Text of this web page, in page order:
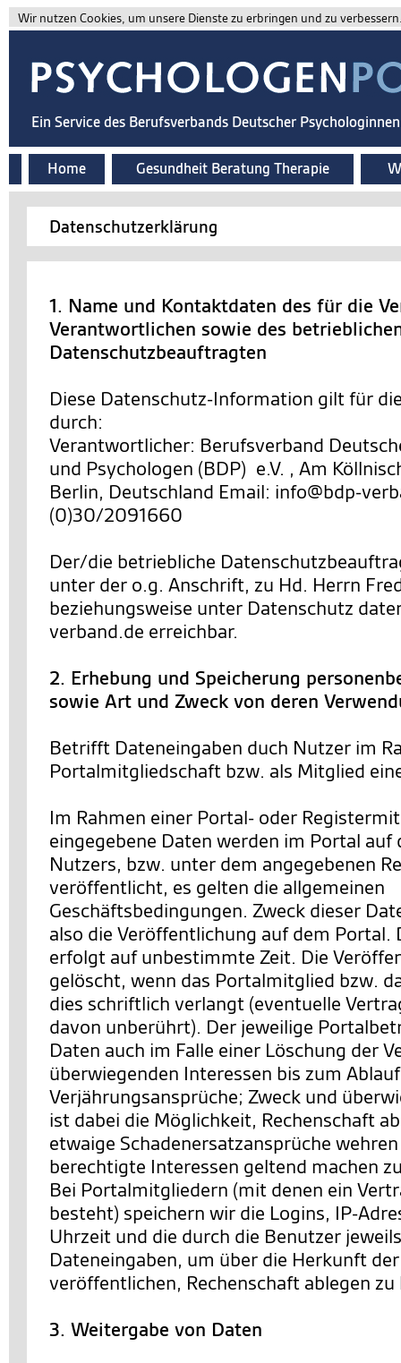
Wir nutzen Cookies, um unsere Dienste zu erbringen und zu
Ein Service des Berufsverbands Deutscher
Home Gesundheit Beratung Therapie
Datenschutzerklärung
1. Name und Kontaktdaten des für die
Verantwortlichen sowie des
Datenschutzbeauftragten
Diese Datenschutz-Information gilt für
durch:
Verantwortlicher: Berufsverband
und Psychologen (BDP) e.V. , Am
Berlin, Deutschland Email: info@bdp-
(0)30/2091660
Der/die betriebliche
unter der o.g. Anschrift, zu Hd. Herrn
beziehungsweise unter Datenschutz
verband.de erreichbar.
2. Erhebung und Speicherung
sowie Art und Zweck von deren
Betrifft Dateneingaben duch Nutzer im
Portalmitgliedschaft bzw. als Mitglied
Im Rahmen einer Portal- oder
eingegebene Daten werden im Portal auf
Nutzers, bzw. unter dem angegebenen
veröffentlicht, es gelten die allgemeinen
Geschäftsbedingungen. Zweck dieser
also die Veröffentlichung auf dem Portal.
erfolgt auf unbestimmte Zeit. Die
gelöscht, wenn das Portalmitglied bzw.
dies schriftlich verlangt (eventuelle
davon unberührt). Der jeweilige
Daten auch im Falle einer Löschung der
überwiegenden Interessen bis zum
Verjährungsansprüche; Zweck und
ist dabei die Möglichkeit, Rechenschaft
etwaige Schadenersatzansprüche
berechtigte Interessen geltend machen
Bei Portalmitgliedern (mit denen ein
besteht) speichern wir die Logins, IP-
Uhrzeit und die durch die Benutzer
Dateneingaben, um über die Herkunft
veröffentlichen, Rechenschaft ablegen zu
3. Weitergabe von Daten